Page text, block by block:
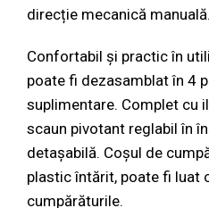
direcție mecanică manuală.
Confortabil și practic în
poate fi dezasamblat în 4
suplimentare. Complet cu
scaun pivotant reglabil în
detașabilă. Coșul de
plastic întărit, poate fi luat
cumpărăturile.